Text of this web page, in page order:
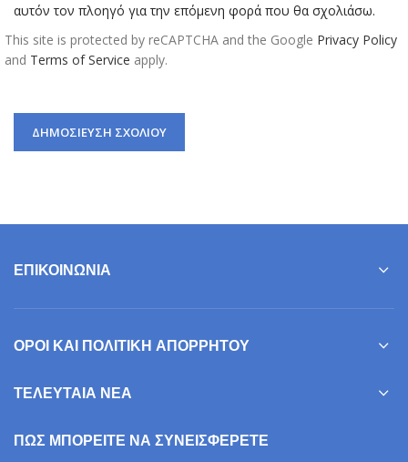
αυτόν τον πλοηγό για την επόμενη φορά που θα σχολιάσω.
This site is protected by reCAPTCHA and the Google Privacy Policy
and Terms of Service apply.
ΕΠΙΚΟΙΝΩΝΊΑ
ΌΡΟΙ ΚΑΙ ΠΟΛΙΤΙΚΉ ΑΠΟΡΡΉΤΟΥ
ΤΕΛΕΥΤΑΊΑ ΝΈΑ
ΠΩΣ ΜΠΟΡΕΊΤΕ ΝΑ ΣΥΝΕΙΣΦΕΡΕΤΕ